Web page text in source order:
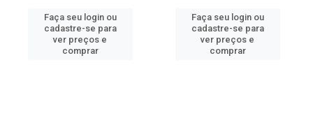
Faça seu login ou
cadastre-se para
ver preços e
comprar
Faça seu login ou
cadastre-se para
ver preços e
comprar